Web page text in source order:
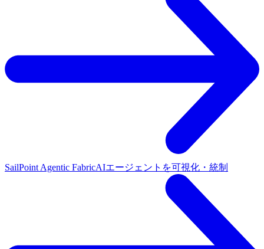
SailPoint Agentic FabricAIエージェントを可視化・統制